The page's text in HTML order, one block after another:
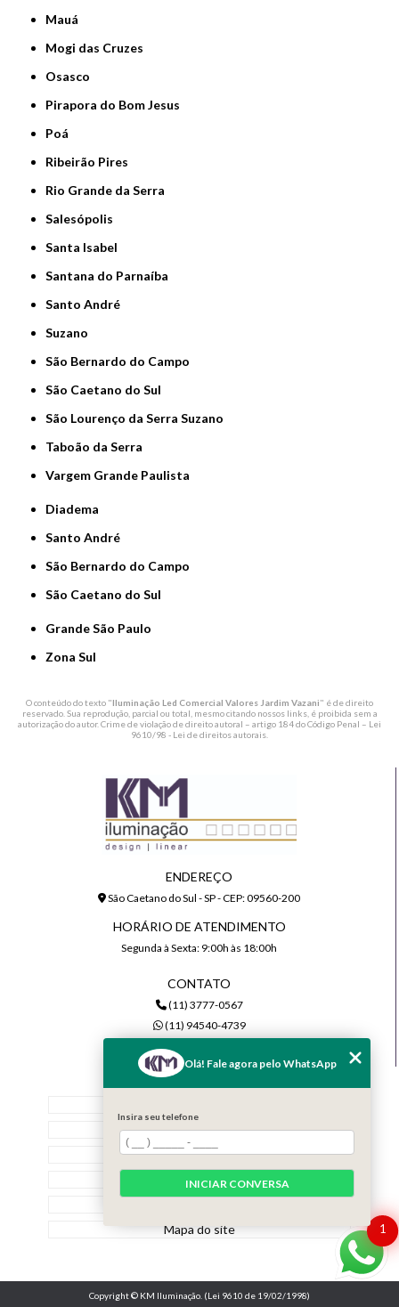
Mauá
Mogi das Cruzes
Osasco
Pirapora do Bom Jesus
Poá
Ribeirão Pires
Rio Grande da Serra
Salesópolis
Santa Isabel
Santana do Parnaíba
Santo André
Suzano
São Bernardo do Campo
São Caetano do Sul
São Lourenço da Serra Suzano
Taboão da Serra
Vargem Grande Paulista
Diadema
Santo André
São Bernardo do Campo
São Caetano do Sul
Grande São Paulo
Zona Sul
O conteúdo do texto "Iluminação Led Comercial Valores Jardim Vazani" é de direito
reservado. Sua reprodução, parcial ou total, mesmo citando nossos links, é proibida sem a
autorização do autor. Crime de violação de direito autoral – artigo 184 do Código Penal – Lei
9610/98 - Lei de direitos autorais
ENDEREÇO
São Caetano do Sul - SP - CEP: 09560-200
HORÁRIO DE ATENDIMENTO
Segunda à Sexta: 9:00h às 18:00h
CONTATO
(11) 3777-0567
(11) 94540-4739
comercial@kmiluminacao.com.br
Quem Somos
Serviços
Contato
Mapa do site
Copyright © KM Iluminação. (Lei 9610 de 19/02/1998)
1
Olá! Fale agora pelo WhatsApp
Insira seu telefone
INICIAR CONVERSA